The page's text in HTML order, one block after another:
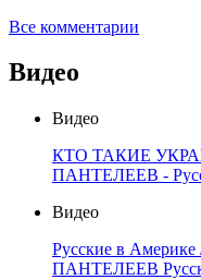
Все комментарии
Видео
Видео
КТО ТАКИЕ
ПАНТЕЛЕЕВ -
Видео
Русские в
ПАНТЕЛЕЕВ